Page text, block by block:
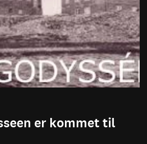
er kommet til